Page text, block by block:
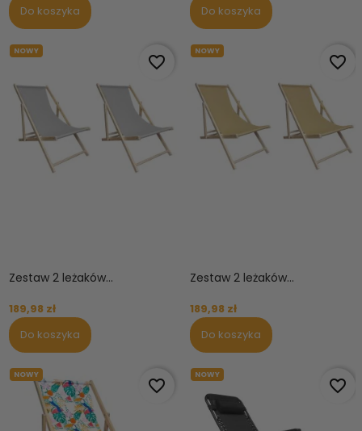
Do koszyka
Do koszyka
Zestaw 2 leżaków...
189,98 zł
Do koszyka
NOWY
favorite_border
Zestaw 2 leżaków...
189,98 zł
Do koszyka
NOWY
favorite_border
NOWY
favorite_border
NOWY
favorite_border